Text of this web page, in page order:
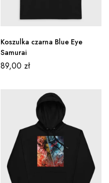
Koszulka czarna Blue Eye
Samurai
89,00 zł